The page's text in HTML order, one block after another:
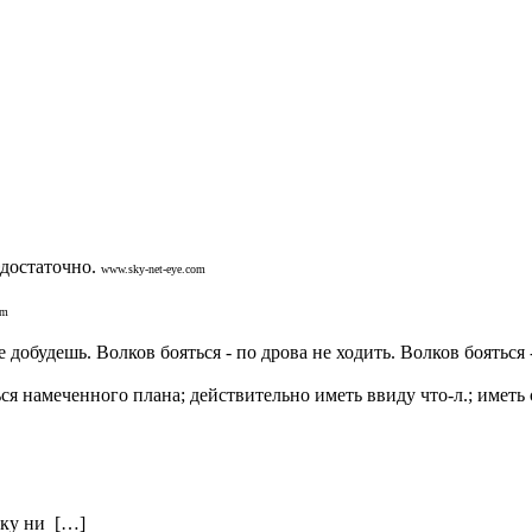
www.sky-net-eye.com
Волков бояться - по дрова не ходить. Волков бояться
намеченного плана; действительно иметь ввиду что-л.;
ни […]